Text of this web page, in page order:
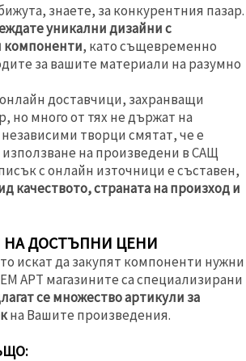
знаете, за конкурентния пазар.
уникални дизайни с
компоненти, като същевременно
за вашите материали на разумно
доставчици, захранващи
но много от тях не държат на
творци смятат, че е
използване на произведени в САЩ
с онлайн източници е съставен,
качеството, страната на произход и
ДОСТЪПНИ ЦЕНИ
искат да закупят компоненти нужни
АРТ магазините са специализирани
се множество артикули за
на Вашите произведения.